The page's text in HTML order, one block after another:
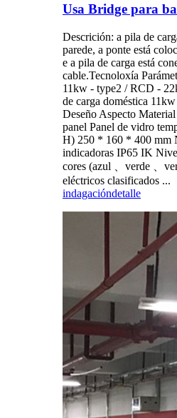
Usa Bridge para
Descrición: a pila de
parede, a ponte está
e a pila de carga está
cable.Tecnoloxía
11kw - type2 / RCD -
de carga doméstica
Deseño Aspecto
panel Panel de vidro
H) 250 * 160 * 400 mm
indicadoras IP65 IK
cores (azul 、verde 、
eléctricos clasificados ...
indagacióndetalle